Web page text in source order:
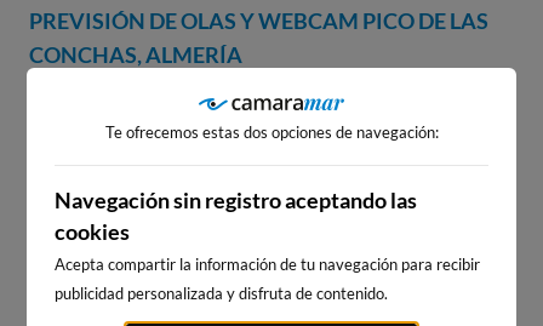
PREVISIÓN DE OLAS Y WEBCAM PICO DE LAS
CONCHAS, ALMERÍA
PREVISIÓN METEOROLOGÍA
WEBCAM PICO DE LAS
CONCHAS, ALMERÍA
WEBCAMS CERCANAS
Te ofrecemos estas dos opciones de navegación:
Navegación sin registro aceptando las
cookies
Acepta compartir la información de tu navegación para recibir
publicidad personalizada y disfruta de contenido.